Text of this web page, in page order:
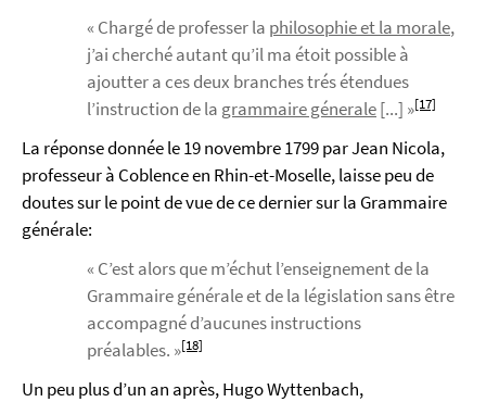
« Chargé de professer la philosophie et la morale,
j’ai cherché autant qu’il ma étoit possible à
ajoutter a ces deux branches trés étendues
l’instruction de la grammaire génerale[...] »[17]
La réponse donnée le 19 novembre 1799 par Jean Nicola,
professeur à Coblence en Rhin-et-Moselle, laisse peu de
doutes sur le point de vue de ce dernier sur la Grammaire
générale:
« C’est alors que m’échut l’enseignement de la
Grammaire générale et de la législation sans être
accompagné d’aucunes instructions
préalables. »[18]
Un peu plus d’un an après, Hugo Wyttenbach,